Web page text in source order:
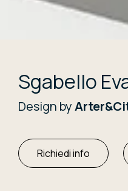
Sgabello
Design by
Richiedi info